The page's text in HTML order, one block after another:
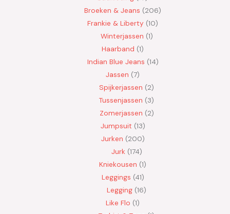
Broeken & Jeans
206
Frankie & Liberty 10
Winterjassen 1
Haarband 1
Indian Blue Jeans 14
Jassen 7
Spijkerjassen
2
Tussenjassen
3
Zomerjassen 2
Jumpsuit 13
Jurken 200
Jurk 174
Kniekousen 1
Leggings 41
Legging 16
Like Flo 1